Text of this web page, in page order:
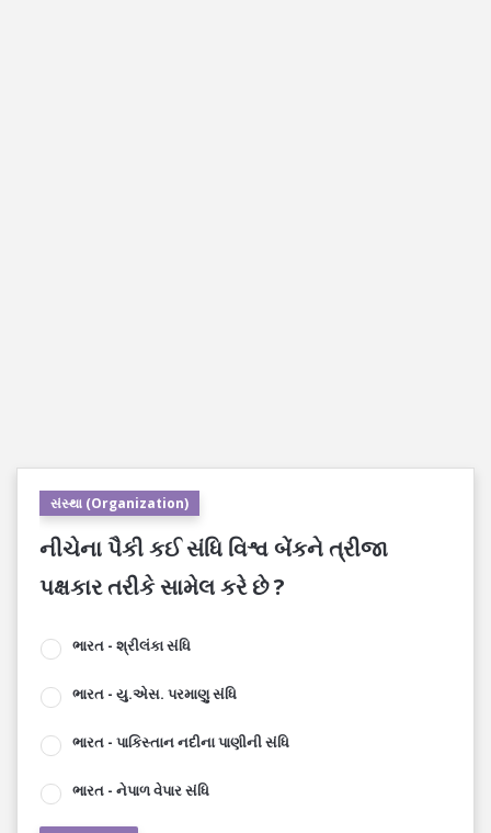
સંસ્થા (Organization)
નીચેના પૈકી કઈ સંધિ વિશ્વ બેંકને ત્રીજા
પક્ષકાર તરીકે સામેલ કરે છે ?
ભારત - શ્રીલંકા સંધિ
ભારત - યુ.એસ. પરમાણુ સંધિ
ભારત - પાકિસ્તાન નદીના પાણીની સંધિ
ભારત - નેપાળ વેપાર સંધિ